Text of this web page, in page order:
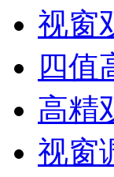
视窗
四值
高精
视窗